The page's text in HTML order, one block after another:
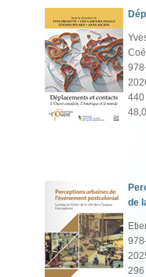
440
de
296